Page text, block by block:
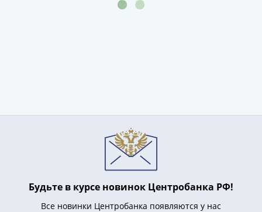
Будьте в курсе новинок Центробанка РФ!
Все новинки Центробанка появляются у нас